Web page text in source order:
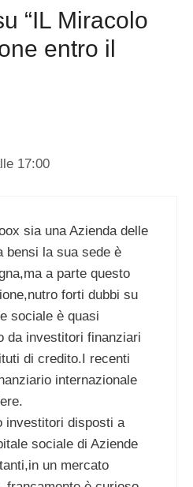
“IL Miracolo
entro il
17:00
sia una Azienda delle
bensi la sua sede è
a parte questo
forti dubbi su
sociale è quasi
da investitori finanziari
di credito.I recenti
internazionale
investitori disposti a
sociale di Aziende
un mercato